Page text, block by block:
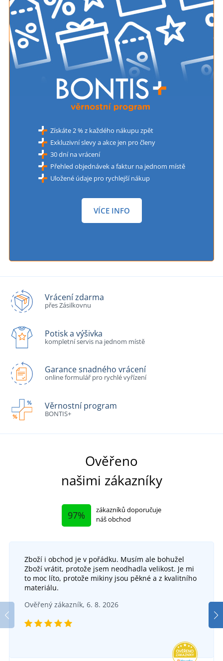
Získáte 2 % z každého nákupu zpět
Exkluzivní slevy a akce jen pro členy
30 dní na vrácení
Přehled objednávek a faktur na jednom místě
Uložené údaje pro rychlejší nákup
VÍCE INFO
Vrácení zdarma
přes Zásilkovnu
Potisk a výšivka
kompletní servis na jednom místě
Garance snadného vrácení
online formulář pro rychlé vyřízení
Věrnostní program
BONTIS+
Ověřeno
našimi zákazníky
97%
zákazníků doporučuje
náš obchod
Zboží i obchod je v pořádku. Musím ale bohužel
Zboží vrátit, protože jsem neodhadla velikost. Je mi
to moc líto, protože mikiny jsou pěkné a z kvalitního
materiálu.
Ověřený zákazník, 6. 8. 2026